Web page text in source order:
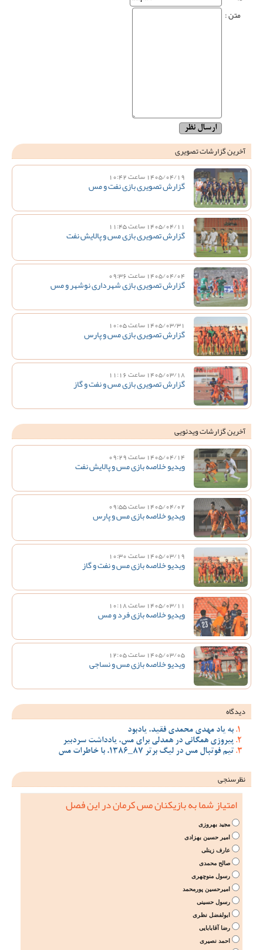
متن :
آخرین گزارشات تصویری
1405/04/19 ساعت 10:42
گزارش تصویری بازی نفت و مس
1405/04/11 ساعت 11:45
گزارش تصویری بازی مس و پالایش نفت
1405/04/04 ساعت 09:36
گزارش تصویری بازی شهرداری نوشهر و مس
1405/03/31 ساعت 10:05
گزارش تصویری بازی مس و پارس
1405/03/18 ساعت 11:16
گزارش تصویری بازی مس و نفت و گاز
آخرین گزارشات ویدئویی
1405/04/14 ساعت 09:29
ویدیو خلاصه بازی مس و پالایش نفت
1405/04/02 ساعت 09:55
ویدیو خلاصه بازی مس و پارس
1405/03/19 ساعت 10:30
ویدیو خلاصه بازی مس و نفت و گاز
1405/03/11 ساعت 10:18
ویدیو خلاصه بازی فرد و مس
1405/03/05 ساعت 12:05
ویدیو خلاصه بازی مس و نساجی
دیدگاه
به یاد مهدی محمدی فقید، یادبود
پیروزی همگانی در همدلی برای مس، یادداشت سردبیر
تیم فوتبال مس در لیگ برتر 87_1386، با خاطرات مس
نظرسنجی
امتیاز شما به بازیکنان مس کرمان در این فصل
مجید بهروزی
امیر حسین بهزادی
عارف زینلی
صالح محمدی
رسول منوچهری
امیرحسین پورمحمد
رسول حسینی
ابولفضل نظری
رضا آقابابایی
احمد نصیری